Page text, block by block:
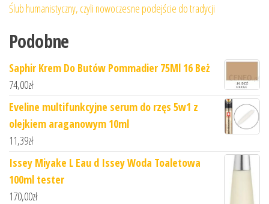
Ślub humanistyczny, czyli nowoczesne podejście do tradycji
Podobne
Saphir Krem Do Butów Pommadier 75Ml 16 Beż
74,00zł
Eveline multifunkcyjne serum do rzęs 5w1 z
olejkiem araganowym 10ml
11,39zł
Issey Miyake L Eau d Issey Woda Toaletowa
100ml tester
170,00zł